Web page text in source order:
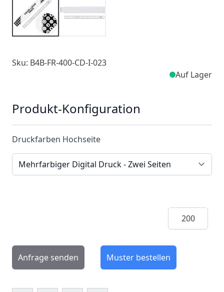
Sku: B4B-FR-400-CD-I-023
Auf Lager
Produkt-Konfiguration
Druckfarben Hochseite
Menge
Anfrage senden Muster bestellen